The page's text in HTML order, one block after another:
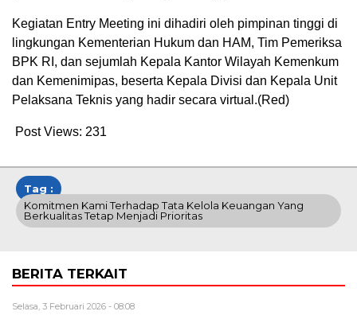
Kegiatan Entry Meeting ini dihadiri oleh pimpinan tinggi di
lingkungan Kementerian Hukum dan HAM, Tim Pemeriksa
BPK RI, dan sejumlah Kepala Kantor Wilayah Kemenkum
dan Kemenimipas, beserta Kepala Divisi dan Kepala Unit
Pelaksana Teknis yang hadir secara virtual.(Red)
Post Views: 231
Tag :
Komitmen Kami Terhadap Tata Kelola Keuangan Yang
Berkualitas Tetap Menjadi Prioritas
BERITA TERKAIT
Selasa, 3 Februari 2026 - 08:08